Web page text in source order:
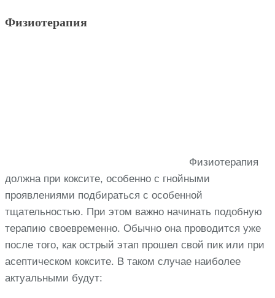
Физиотерапия
Физиотерапия
должна при коксите, особенно с гнойными
проявлениями подбираться с особенной
тщательностью. При этом важно начинать подобную
терапию своевременно. Обычно она проводится уже
после того, как острый этап прошел свой пик или при
асептическом коксите. В таком случае наиболее
актуальными будут: